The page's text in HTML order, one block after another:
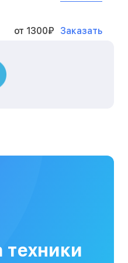
от 1300₽ Заказать
техники